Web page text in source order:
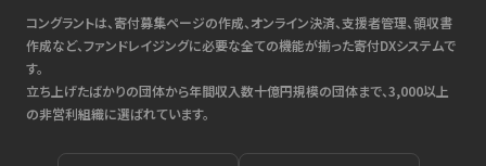
コングラントは、寄付募集ページの作成、オンライン決済、支援者管理、領収書
作成など、ファンドレイジングに必要な全ての機能が揃った寄付DXシステムで
す。
立ち上げたばかりの団体から年間収入数十億円規模の団体まで、3,000以上
の非営利組織に選ばれています。